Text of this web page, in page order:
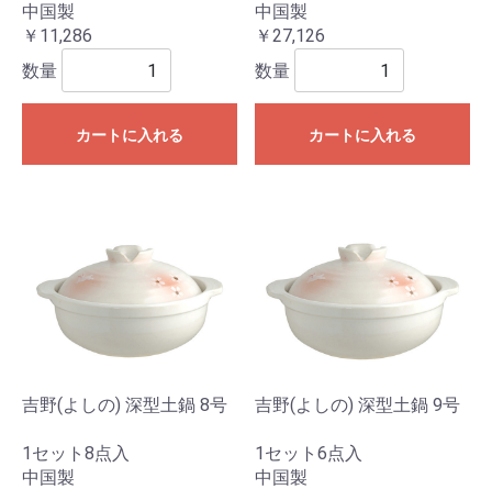
中国製
￥11,286
数量
カートに入れる
中国製
￥27,126
数量
カートに入れる
吉野(よしの) 深型土鍋 8号
1セット8点入
中国製
吉野(よしの) 深型土鍋 9号
1セット6点入
中国製